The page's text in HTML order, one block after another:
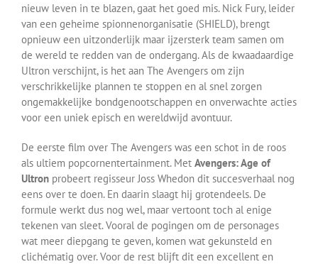
nieuw leven in te blazen, gaat het goed mis. Nick Fury, leider
van een geheime spionnenorganisatie (SHIELD), brengt
opnieuw een uitzonderlijk maar ijzersterk team samen om
de wereld te redden van de ondergang. Als de kwaadaardige
Ultron verschijnt, is het aan The Avengers om zijn
verschrikkelijke plannen te stoppen en al snel zorgen
ongemakkelijke bondgenootschappen en onverwachte acties
voor een uniek episch en wereldwijd avontuur.
De eerste film over The Avengers was een schot in de roos
als ultiem popcornentertainment. Met Avengers: Age of
Ultron probeert regisseur Joss Whedon dit succesverhaal nog
eens over te doen. En daarin slaagt hij grotendeels. De
formule werkt dus nog wel, maar vertoont toch al enige
tekenen van sleet. Vooral de pogingen om de personages
wat meer diepgang te geven, komen wat gekunsteld en
clichématig over. Voor de rest blijft dit een excellent en